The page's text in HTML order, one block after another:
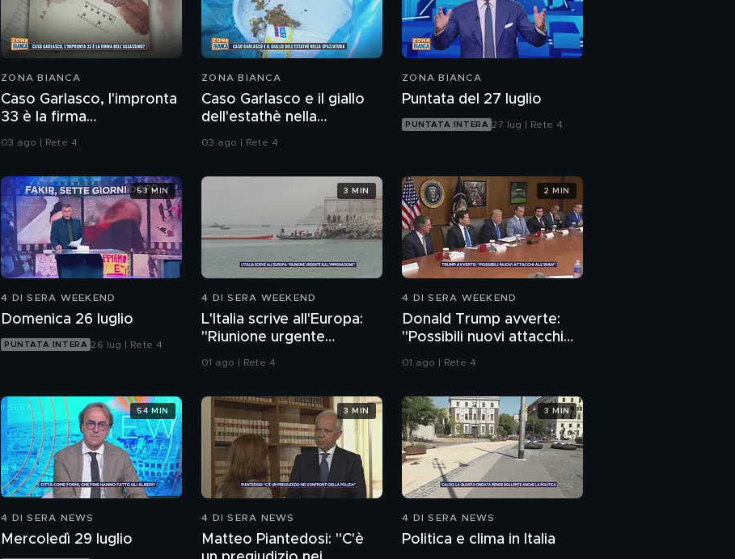
ZONA BIANCA
Caso Garlasco, l'impronta
33 è la firma
dell'assassino?
03 ago | Rete 4
ZONA BIANCA
Caso Garlasco e il giallo
dell'estathè nella
spazzatura
03 ago | Rete 4
ZONA BIANCA
Puntata del 27 luglio
PUNTATA INTERA 27 lug | Rete 4
4 DI SERA WEEKEND
Domenica 26 luglio
PUNTATA INTERA 26 lug | Rete 4
53 MIN
4 DI SERA WEEKEND
L'Italia scrive all'Europa:
"Riunione urgente
sull'immigrazione"
01 ago | Rete 4
3 MIN
4 DI SERA WEEKEND
Donald Trump avverte:
"Possibili nuovi attacchi
all'Iran"
01 ago | Rete 4
2 MIN
4 DI SERA NEWS
Mercoledì 29 luglio
54 MIN
4 DI SERA NEWS
Matteo Piantedosi: "C'è
3 MIN
4 DI SERA NEWS
Politica e clima in Italia
3 MIN